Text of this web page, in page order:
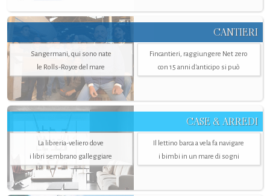
CANTIERI
Sangermani, qui sono nate
le Rolls-Royce del mare
Fincantieri, raggiungere Net zero
con 15 anni d'anticipo si può
CASE & ARREDI
La libreria-veliero dove
i libri sembrano galleggiare
Il lettino barca a vela fa navigare
i bimbi in un mare di sogni